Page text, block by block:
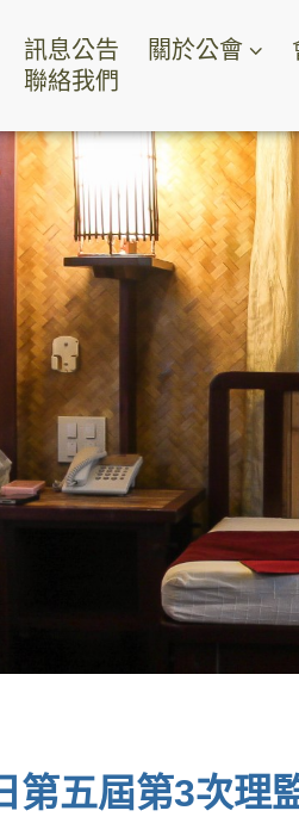
訊息公告 關於公會
聯絡我們
第五屆第3次理